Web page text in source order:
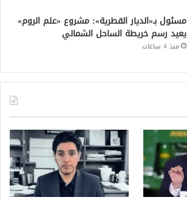
مسئول بـ«الديار القطرية»: مشروع «علم الروم»
يعيد رسم خريطة الساحل الشمالي
منذ 4 ساعات